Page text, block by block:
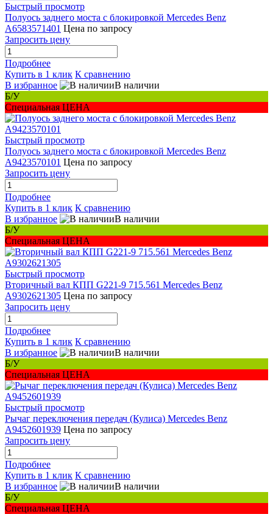
Быстрый просмотр
Полуось заднего моста с блокировкой Mercedes Benz
A6583571401 Цена по запросу
Запросить цену
Подробнее
Купить в 1 клик К сравнению
В избранное
В наличии
Б/У
Специальная ЦЕНА
Быстрый просмотр
Полуось заднего моста с блокировкой Mercedes Benz
A9423570101 Цена по запросу
Запросить цену
Подробнее
Купить в 1 клик К сравнению
В избранное
В наличии
Б/У
Специальная ЦЕНА
Быстрый просмотр
Вторичный вал КПП G221-9 715.561 Mercedes Benz
A9302621305 Цена по запросу
Запросить цену
Подробнее
Купить в 1 клик К сравнению
В избранное
В наличии
Б/У
Специальная ЦЕНА
Быстрый просмотр
Рычаг переключения передач (Кулиса) Mercedes Benz
A9452601939 Цена по запросу
Запросить цену
Подробнее
Купить в 1 клик К сравнению
В избранное
В наличии
Б/У
Специальная ЦЕНА